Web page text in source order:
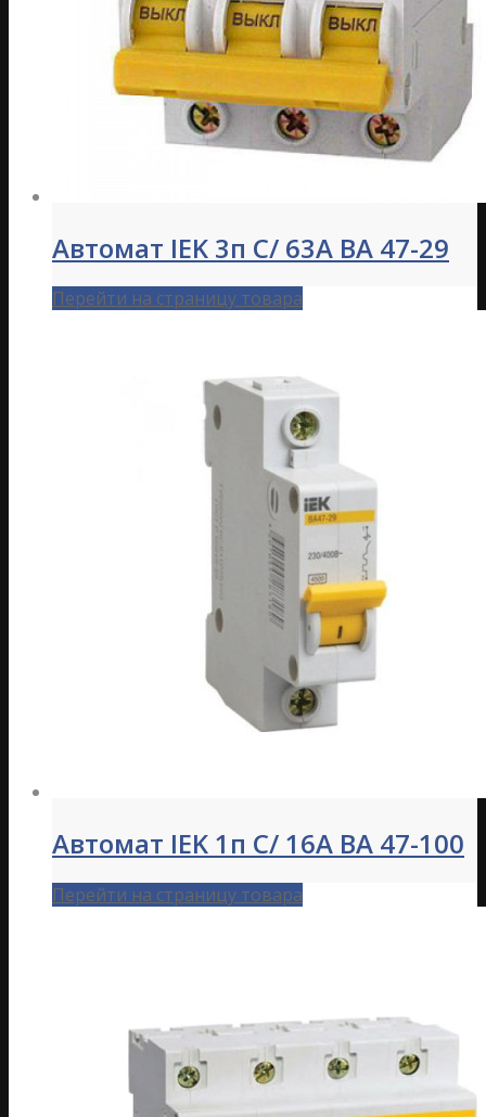
Автомат IEK 3п C/ 63А ВА 47-29
Перейти на страницу товара
Автомат IEK 1п C/ 16А ВА 47-100
Перейти на страницу товара